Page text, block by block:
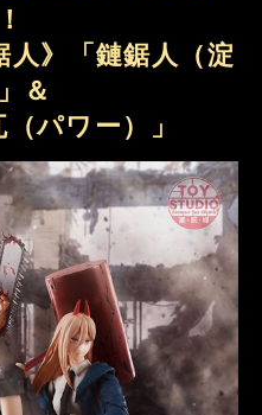
》「鏈鋸人（淀
＆
パワー）」